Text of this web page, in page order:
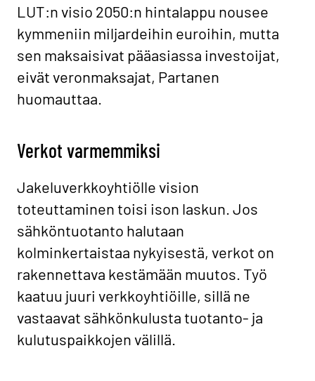
LUT:n visio 2050:n hintalappu nousee
kymmeniin miljardeihin euroihin, mutta
sen maksaisivat pääasiassa investoijat,
eivät veronmaksajat, Partanen
huomauttaa.
Verkot varmemmiksi
Jakeluverkkoyhtiölle vision
toteuttaminen toisi ison laskun. Jos
sähköntuotanto halutaan
kolminkertaistaa nykyisestä, verkot on
rakennettava kestämään muutos. Työ
kaatuu juuri verkkoyhtiöille, sillä ne
vastaavat sähkönkulusta tuotanto- ja
kulutuspaikkojen välillä.